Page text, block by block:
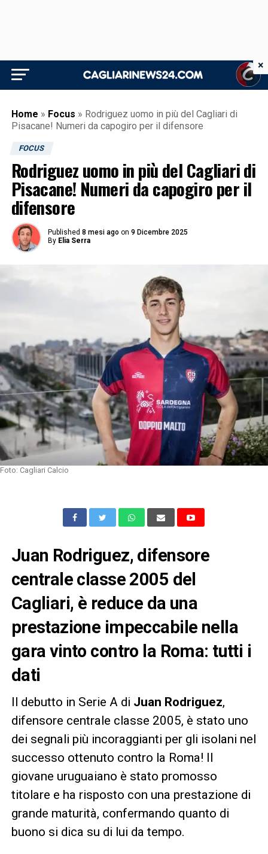
Home » Focus » Rodriguez uomo in più del Cagliari di
Pisacane! Numeri da capogiro per il difensore
FOCUS
Rodriguez uomo in più del Cagliari di
Pisacane! Numeri da capogiro per il
difensore
Published 8 mesi ago on 9 Dicembre 2025
By Elia Serra
Foto: Cagliari Calcio
Juan Rodriguez, difensore
centrale classe 2005 del
Cagliari, è reduce da una
prestazione impeccabile nella
gara vinto contro la Roma: tutti i
dati
Il debutto in Serie A di Juan Rodriguez,
difensore centrale classe 2005, è stato uno
dei segnali più incoraggianti per gli isolani nel
successo ottenuto contro la Roma! Il
giovane uruguaiano è stato promosso
titolare e ha risposto con una prestazione di
grande maturità, confermando quanto di
buono si dica su di lui da tempo.
×